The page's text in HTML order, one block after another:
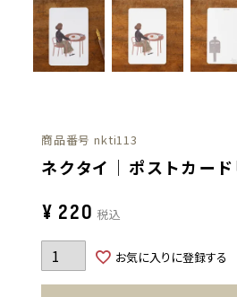
商品番号 nkti113
ネクタイ｜ポストカード
¥ 220 税込
お気に入りに登録する